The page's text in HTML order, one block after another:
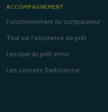
ACCOMPAGNEMENT
Fonctionnement du comparateur
Tout sur l'assurance de prêt
Lexique du prêt immo
Les conseils SwitchAssur